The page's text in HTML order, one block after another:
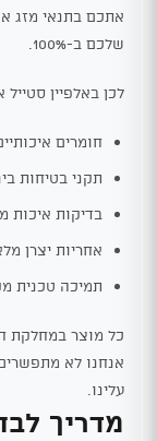
אתכם בתנאי מזג
שלכם ב-100%.
לכן באלפיין
חומרים
תקני בטיחות
בדיקות איכות
אחריות יצרן
תמיכה טכנית
כל מוצר במחלקת
אנחנו לא
עלינו.
מדריך